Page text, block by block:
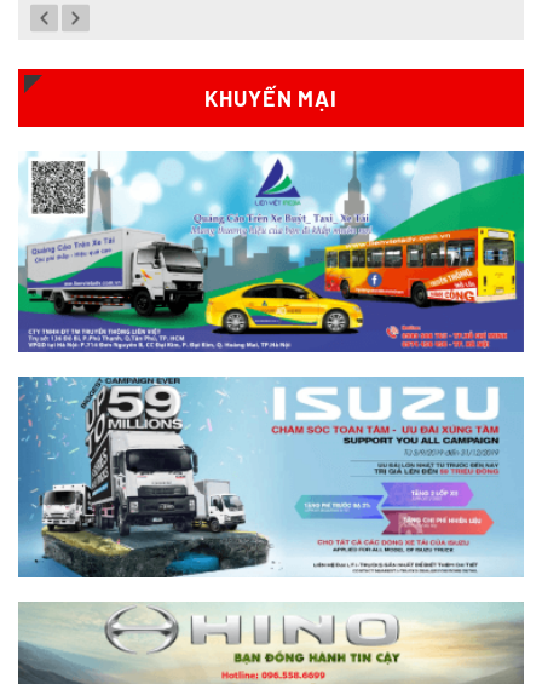
Xem chi tiết >>
So sánh xe tải SRM T35 và SRM T50: Nên
nâng tải hay tiết kiệm?
Xem chi tiết >>
So sánh xe tải SRM T35 và SRM K990:
Khác biệt gì và chọn sao cho đúng?
Xem chi tiết >>
So sánh xe tải SRM T35 và Tera 100s:
Nên chọn dòng nào?
Xem chi tiết >>
Nên mua xe tải SRM T30 vs Suzuki Carry
Pro? So sánh chi tiết
Xem chi tiết >>
KHUYẾN MẠI